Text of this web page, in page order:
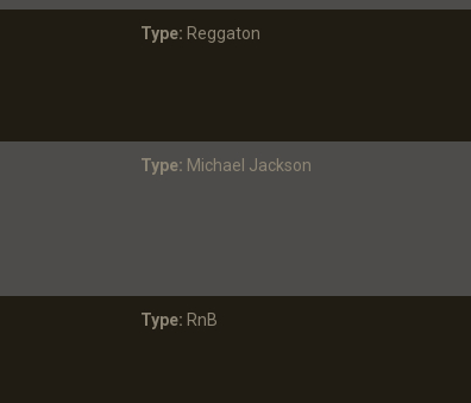
Type: Reggaton
Type: Michael Jackson
Type: RnB